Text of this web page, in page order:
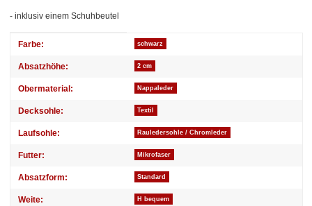
- inklusiv einem Schuhbeutel
Produkteigenschaft
Wert
Farbe: schwarz
Absatzhöhe: 2 cm
Obermaterial: Nappaleder
Decksohle: Textil
Laufsohle: Rauledersohle / Chromleder
Futter: Mikrofaser
Absatzform: Standard
Weite: H bequem